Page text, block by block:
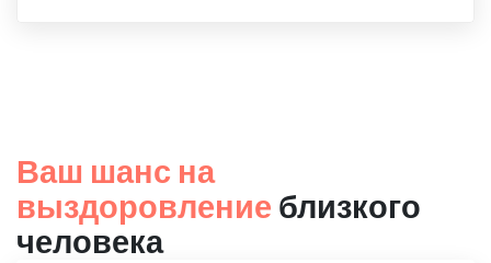
Ваш шанс на
выздоровление близкого
человека